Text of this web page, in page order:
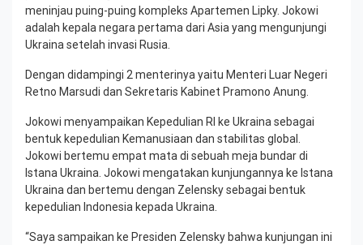
meninjau puing-puing kompleks Apartemen Lipky. Jokowi
adalah kepala negara pertama dari Asia yang mengunjungi
Ukraina setelah invasi Rusia.
Dengan didampingi 2 menterinya yaitu Menteri Luar Negeri
Retno Marsudi dan Sekretaris Kabinet Pramono Anung.
Jokowi menyampaikan Kepedulian RI ke Ukraina sebagai
bentuk kepedulian Kemanusiaan dan stabilitas global.
Jokowi bertemu empat mata di sebuah meja bundar di
Istana Ukraina. Jokowi mengatakan kunjungannya ke Istana
Ukraina dan bertemu dengan Zelensky sebagai bentuk
kepedulian Indonesia kepada Ukraina.
“Saya sampaikan ke Presiden Zelensky bahwa kunjungan ini